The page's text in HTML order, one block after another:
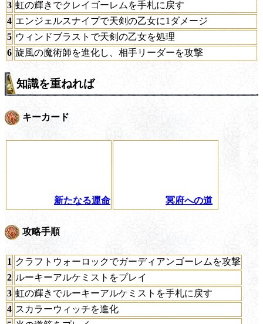
3 虹の輝きでクレイゴーレムを手札に戻す
4 エンジェルスナイプで天剣の乙女に1ダメージ
5 ウィンドブラストで天剣の乙女を処理
6 旋風の魔術師を進化し、相手リーダーを攻撃
知識を重ねれば
キーカード
新たなる運命 冥府への道
攻略手順
1 クラフトウォーロックでガーディアンゴーレムを攻撃
2 ルーキーアルケミストをプレイ
3 虹の輝きでルーキーアルケミストを手札に戻す
4 スカラーウィッチを進化